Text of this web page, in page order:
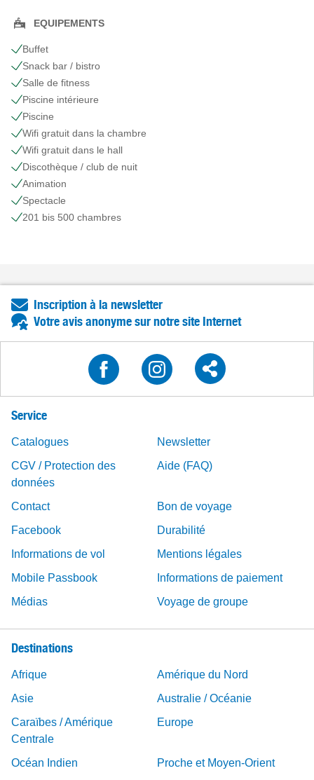
EQUIPEMENTS
Buffet
Snack bar / bistro
Salle de fitness
Piscine intérieure
Piscine
Wifi gratuit dans la chambre
Wifi gratuit dans le hall
Discothèque / club de nuit
Animation
Spectacle
201 bis 500 chambres
Inscription à la newsletter
Votre avis anonyme sur notre site Internet
Service
Catalogues
Newsletter
CGV / Protection des
données
Aide (FAQ)
Contact
Bon de voyage
Facebook
Durabilité
Informations de vol
Mentions légales
Mobile Passbook
Informations de paiement
Médias
Voyage de groupe
Destinations
Afrique
Amérique du Nord
Asie
Australie / Océanie
Caraïbes / Amérique
Centrale
Europe
Océan Indien Proche et Moyen-Orient